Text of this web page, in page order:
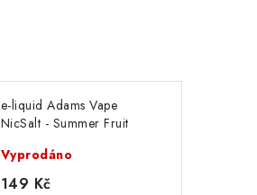
e-liquid Adams Vape
NicSalt - Summer Fruit
Vyprodáno
149 Kč